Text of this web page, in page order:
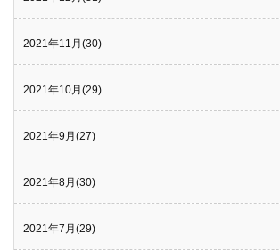
2021年11月(30)
2021年10月(29)
2021年9月(27)
2021年8月(30)
2021年7月(29)